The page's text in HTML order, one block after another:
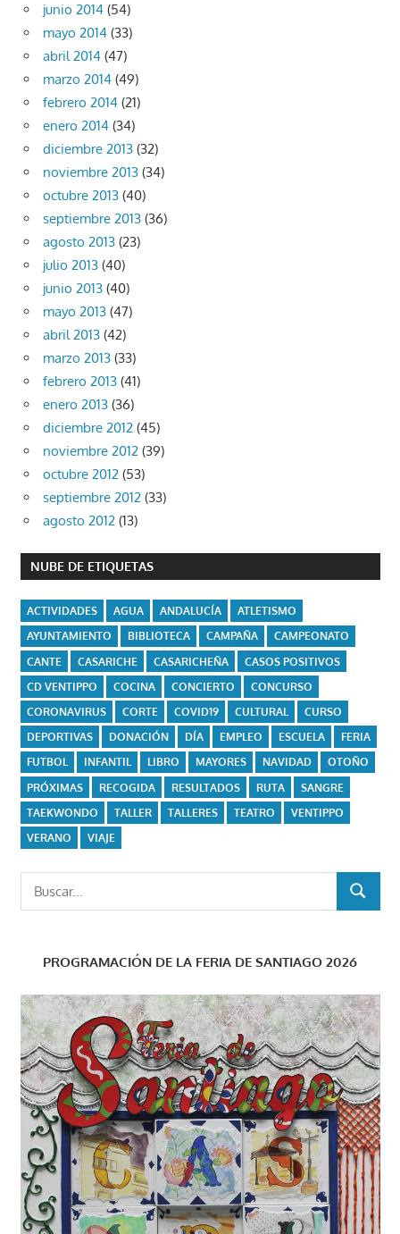
junio 2014 (54)
mayo 2014 (33)
abril 2014 (47)
marzo 2014 (49)
febrero 2014 (21)
enero 2014 (34)
diciembre 2013 (32)
noviembre 2013 (34)
octubre 2013 (40)
septiembre 2013 (36)
agosto 2013 (23)
julio 2013 (40)
junio 2013 (40)
mayo 2013 (47)
abril 2013 (42)
marzo 2013 (33)
febrero 2013 (41)
enero 2013 (36)
diciembre 2012 (45)
noviembre 2012 (39)
octubre 2012 (53)
septiembre 2012 (33)
agosto 2012 (13)
NUBE DE ETIQUETAS
ACTIVIDADES AGUA ANDALUCÍA
ATLETISMO
AYUNTAMIENTO
BIBLIOTECA CAMPAÑA
CAMPEONATO
CANTE
CASARICHE CASARICHEÑA
CASOS POSITIVOS
CD VENTIPPO
COCINA CONCIERTO
CONCURSO
CORONAVIRUS
CORTE COVID19 CULTURAL
CURSO
DEPORTIVAS
DONACIÓN DÍA EMPLEO ESCUELA
FERIA
FUTBOL
INFANTIL LIBRO MAYORES NAVIDAD
OTOÑO
PRÓXIMAS
RECOGIDA RESULTADOS RUTA
SANGRE
TAEKWONDO
TALLER TALLERES TEATRO
VENTIPPO
VERANO
VIAJE
BUSCAR
PROGRAMACIÓN DE LA FERIA DE SANTIAGO 2026